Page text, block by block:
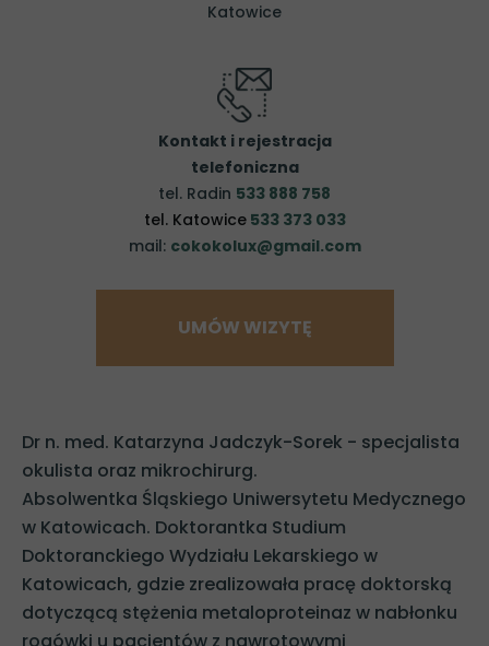
UMÓW WIZYTĘ
Kontakt i rejestracja
telefoniczna
tel. Radin 533 888 758
tel. Katowice 533 373 033
mail: cokokolux@gmail.com
Katowice
Dr n. med. Katarzyna Jadczyk-Sorek - specjalista
okulista oraz mikrochirurg.
Absolwentka Śląskiego Uniwersytetu Medycznego
w Katowicach. Doktorantka Studium
Doktoranckiego Wydziału Lekarskiego w
Katowicach, gdzie zrealizowała pracę doktorską
dotyczącą stężenia metaloproteinaz w nabłonku